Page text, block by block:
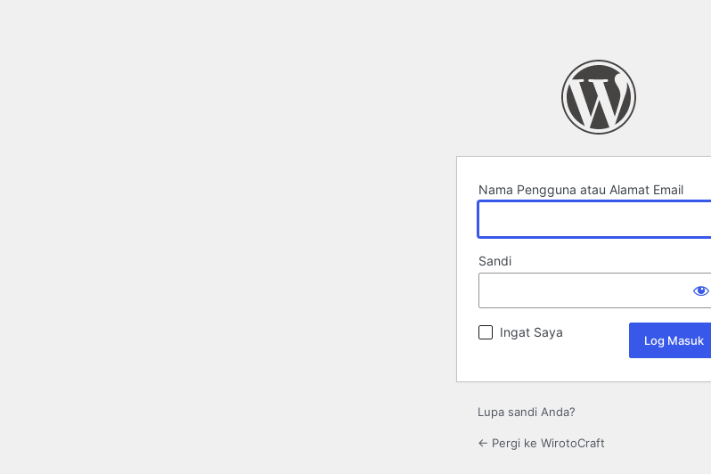
Nama Pengguna atau Alamat Email
Sandi
Ingat Saya
Lupa sandi Anda?
← Pergi ke WirotoCraft